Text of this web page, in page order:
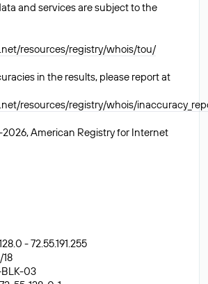
and services are subject to the
resources/registry/whois/tou/
in the results, please report at
resources/registry/whois/
American Registry for Internet
- 72.55.191.255
03